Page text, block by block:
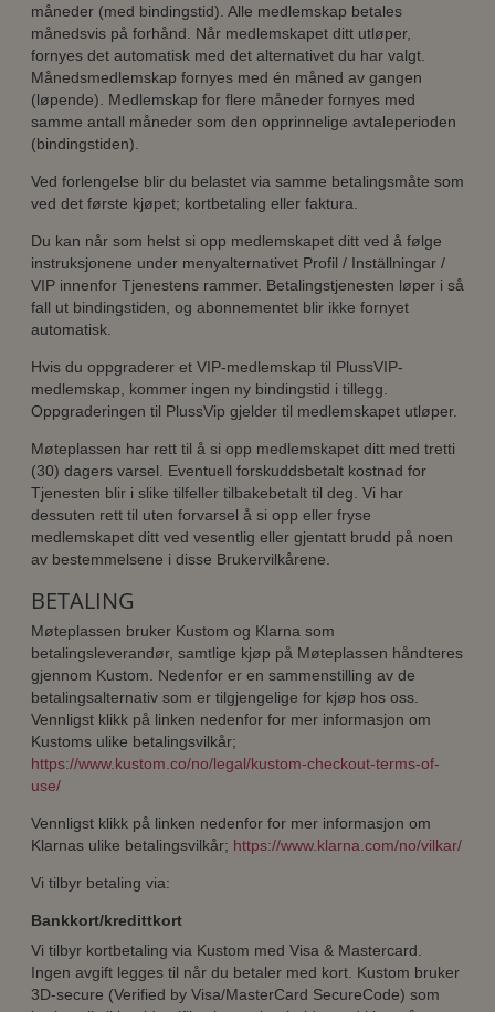
måneder (med bindingstid). Alle medlemskap betales
månedsvis på forhånd. Når medlemskapet ditt utløper,
fornyes det automatisk med det alternativet du har valgt.
Månedsmedlemskap fornyes med én måned av gangen
(løpende). Medlemskap for flere måneder fornyes med
samme antall måneder som den opprinnelige avtaleperioden
(bindingstiden).
Ved forlengelse blir du belastet via samme betalingsmåte som
ved det første kjøpet; kortbetaling eller faktura.
Du kan når som helst si opp medlemskapet ditt ved å følge
instruksjonene under menyalternativet Profil / Inställningar /
VIP innenfor Tjenestens rammer. Betalingstjenesten løper i så
fall ut bindingstiden, og abonnementet blir ikke fornyet
automatisk.
Hvis du oppgraderer et VIP-medlemskap til PlussVIP-
medlemskap, kommer ingen ny bindingstid i tillegg.
Oppgraderingen til PlussVip gjelder til medlemskapet utløper.
Møteplassen har rett til å si opp medlemskapet ditt med tretti
(30) dagers varsel. Eventuell forskuddsbetalt kostnad for
Tjenesten blir i slike tilfeller tilbakebetalt til deg. Vi har
dessuten rett til uten forvarsel å si opp eller fryse
medlemskapet ditt ved vesentlig eller gjentatt brudd på noen
av bestemmelsene i disse Brukervilkårene.
BETALING
Møteplassen bruker Kustom og Klarna som
betalingsleverandør, samtlige kjøp på Møteplassen håndteres
gjennom Kustom. Nedenfor er en sammenstilling av de
betalingsalternativ som er tilgjengelige for kjøp hos oss.
Vennligst klikk på linken nedenfor for mer informasjon om
Kustoms ulike betalingsvilkår;
https://www.kustom.co/no/legal/kustom-checkout-terms-of-
use/
Vennligst klikk på linken nedenfor for mer informasjon om
Klarnas ulike betalingsvilkår; https://www.klarna.com/no/vilkar/
Vi tilbyr betaling via:
Bankkort/kredittkort
Vi tilbyr kortbetaling via Kustom med Visa & Mastercard.
Ingen avgift legges til når du betaler med kort. Kustom bruker
3D-secure (Verified by Visa/MasterCard SecureCode) som